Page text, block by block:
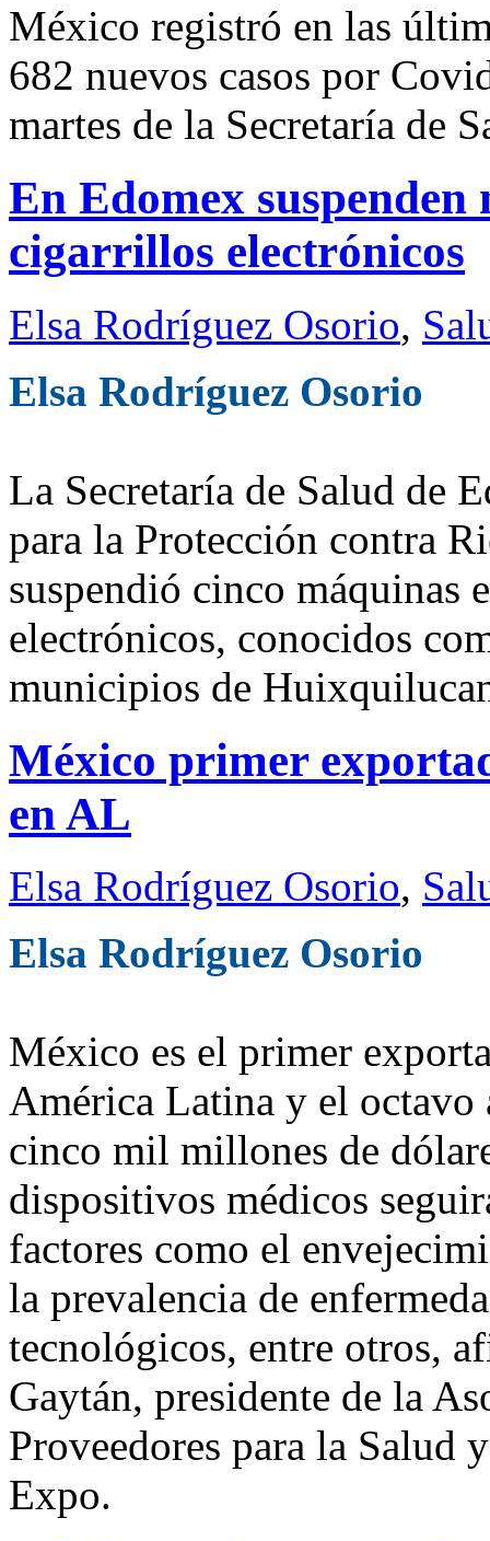
México registró en las
682 nuevos casos por
martes de la Secretaría de
En Edomex suspenden
cigarrillos electrónicos
Elsa Rodríguez Osorio,
Elsa Rodríguez Osorio
La Secretaría de Salud de
para la Protección contra
suspendió cinco máquinas
electrónicos, conocidos
municipios de
México primer
en AL
Elsa Rodríguez Osorio,
Elsa Rodríguez Osorio
México es el primer
América Latina y el
cinco mil millones de
dispositivos médicos
factores como el
la prevalencia de
tecnológicos, entre otros,
Gaytán, presidente de la
Proveedores para la Salud
Expo.